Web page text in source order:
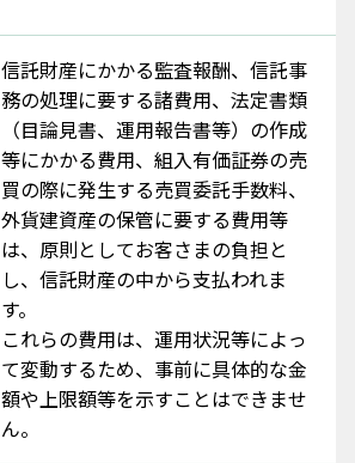
信託財産にかかる監査報酬、信託事
務の処理に要する諸費用、法定書類
（目論見書、運用報告書等）の作成
等にかかる費用、組入有価証券の売
買の際に発生する売買委託手数料、
外貨建資産の保管に要する費用等
は、原則としてお客さまの負担と
し、信託財産の中から支払われま
す。
これらの費用は、運用状況等によっ
て変動するため、事前に具体的な金
額や上限額等を示すことはできませ
ん。